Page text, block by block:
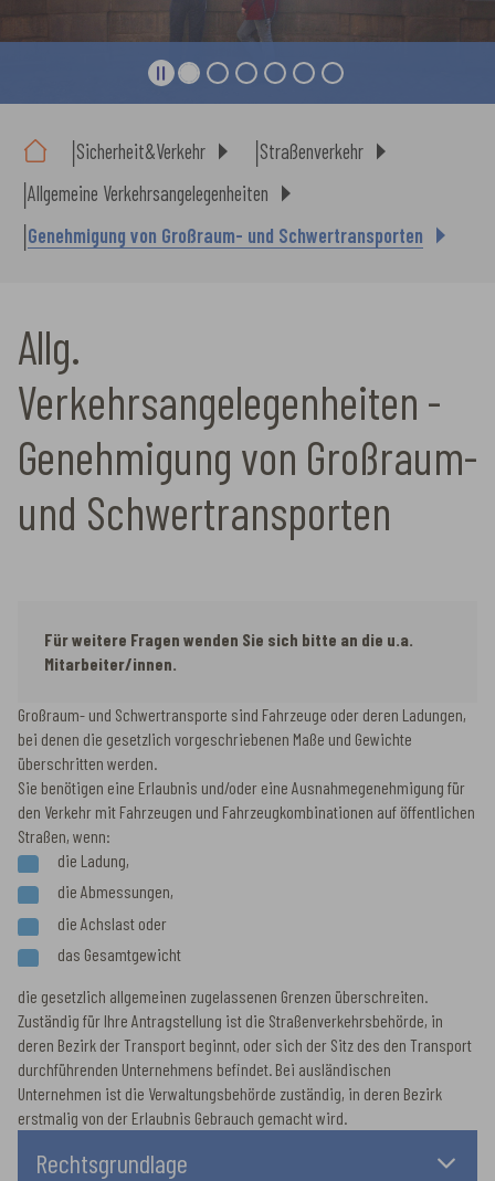
Sicherheit&Verkehr
Straßenverkehr
Allgemeine Verkehrsangelegenheiten
Genehmigung von Großraum- und Schwertransporten
Allg.
Verkehrsangelegenheiten -
Genehmigung von Großraum-
und Schwertransporten
Für weitere Fragen wenden Sie sich bitte an die u.a.
Mitarbeiter/innen.
Großraum- und Schwertransporte sind Fahrzeuge oder deren Ladungen,
bei denen die gesetzlich vorgeschriebenen Maße und Gewichte
überschritten werden.
Sie benötigen eine Erlaubnis und/oder eine Ausnahmegenehmigung für
den Verkehr mit Fahrzeugen und Fahrzeugkombinationen auf öffentlichen
Straßen, wenn:
die Ladung,
die Abmessungen,
die Achslast oder
das Gesamtgewicht
die gesetzlich allgemeinen zugelassenen Grenzen überschreiten.
Zuständig für Ihre Antragstellung ist die Straßenverkehrsbehörde, in
deren Bezirk der Transport beginnt, oder sich der Sitz des den Transport
durchführenden Unternehmens befindet. Bei ausländischen
Unternehmen ist die Verwaltungsbehörde zuständig, in deren Bezirk
erstmalig von der Erlaubnis Gebrauch gemacht wird.
Rechtsgrundlage